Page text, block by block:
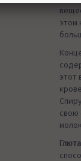
этом
этот
свою